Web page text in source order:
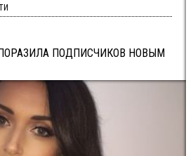
ПОДПИСЧИКОВ НОВЫМ